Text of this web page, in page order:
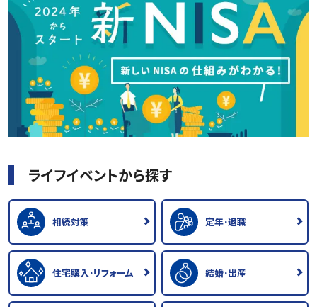
ライフイベントから探す
相続対策 定年･退職
住宅購入･リフォーム 結婚･出産